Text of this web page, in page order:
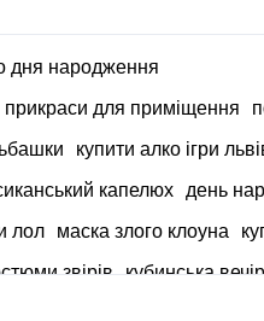
дня народження
прикраси для приміщення
купити алко ігри
капелюх
день
лол маска злого клоуна
звірів кубинська